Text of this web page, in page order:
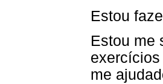
Estou
Estou me
me